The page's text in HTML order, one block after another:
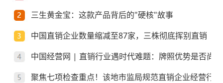
三生黄金宝：这款产品背后的"硬核"故事
中国直销企业数量缩减至87家，三株彻底挥别直销
中国经营网 | 直销行业遇时代难题：牌照优势是否尚存
聚焦七项检查重点！该地市监局规范直销企业经营行为